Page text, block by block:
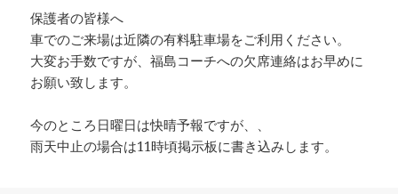
保護者の皆様へ
車でのご来場は近隣の有料駐車場をご利用ください。
大変お手数ですが、福島コーチへの欠席連絡はお早めに
お願い致します。
今のところ日曜日は快晴予報ですが、、
雨天中止の場合は11時頃掲示板に書き込みします。